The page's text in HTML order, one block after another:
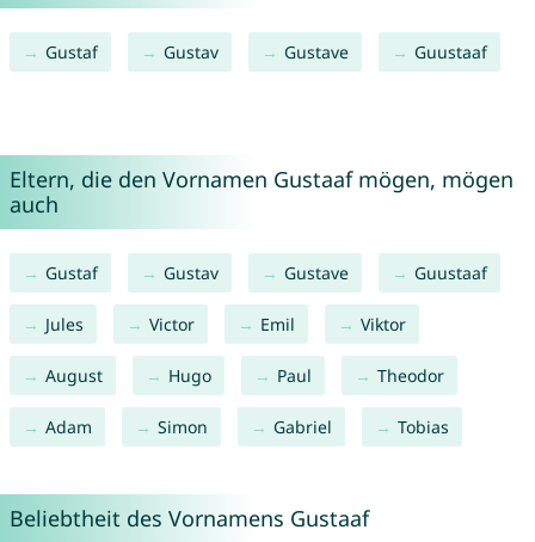
Gustaf Gustav Gustave Guustaaf
Eltern, die den Vornamen Gustaaf mögen, mögen
auch
Gustaf Gustav Gustave Guustaaf
Jules Victor Emil Viktor
August Hugo Paul Theodor
Adam Simon Gabriel Tobias
Beliebtheit des Vornamens Gustaaf